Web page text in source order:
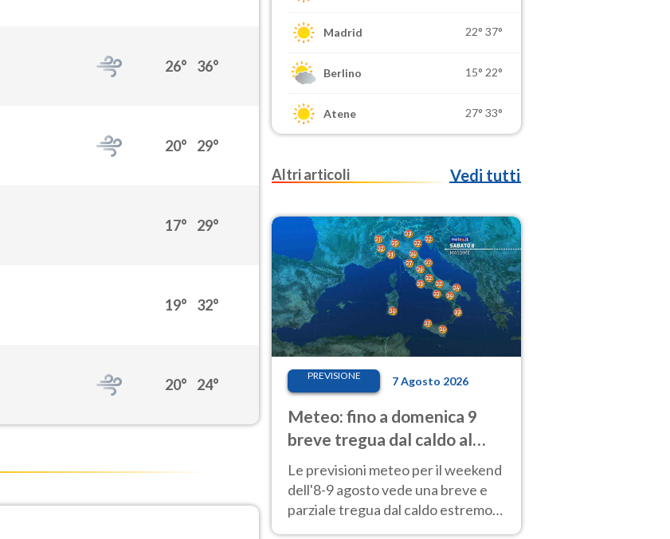
26° 36°
20° 29°
17° 29°
19° 32°
20° 24°
Madrid 22° 37°
Berlino 15° 22°
Atene 27° 33°
Altri articoli Vedi tutti
PREVISIONE 7 Agosto 2026
Meteo: fino a domenica 9
breve tregua dal caldo al
Nord! Altrove calura e afa
Le previsioni meteo per il weekend
dell'8-9 agosto vede una breve e
parziale tregua dal caldo estremo